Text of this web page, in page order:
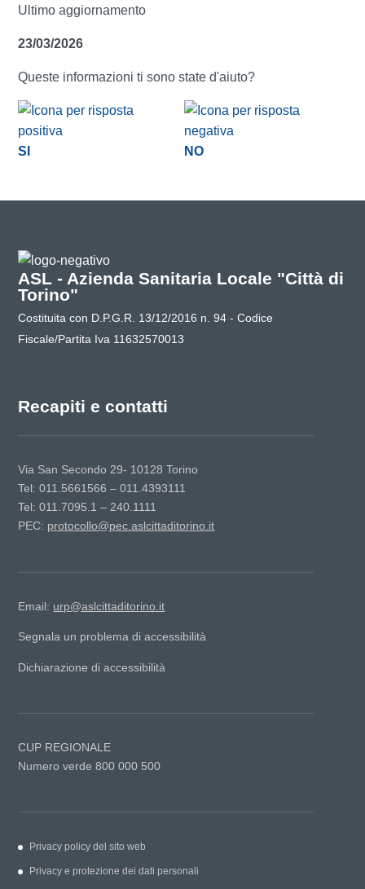
Ultimo aggiornamento
23/03/2026
Queste informazioni ti sono state d'aiuto?
SI NO
ASL - Azienda Sanitaria Locale "Città di
Torino"
Costituita con D.P.G.R. 13/12/2016 n. 94 - Codice
Fiscale/Partita Iva 11632570013
Recapiti e contatti
Via San Secondo 29- 10128 Torino
Tel: 011.5661566 – 011.4393111
Tel: 011.7095.1 – 240.1111
PEC: protocollo@pec.aslcittaditorino.it
Email: urp@aslcittaditorino.it
Segnala un problema di accessibilità
Dichiarazione di accessibilità
CUP REGIONALE
Numero verde 800 000 500
Privacy policy del sito web
Privacy e protezione dei dati personali